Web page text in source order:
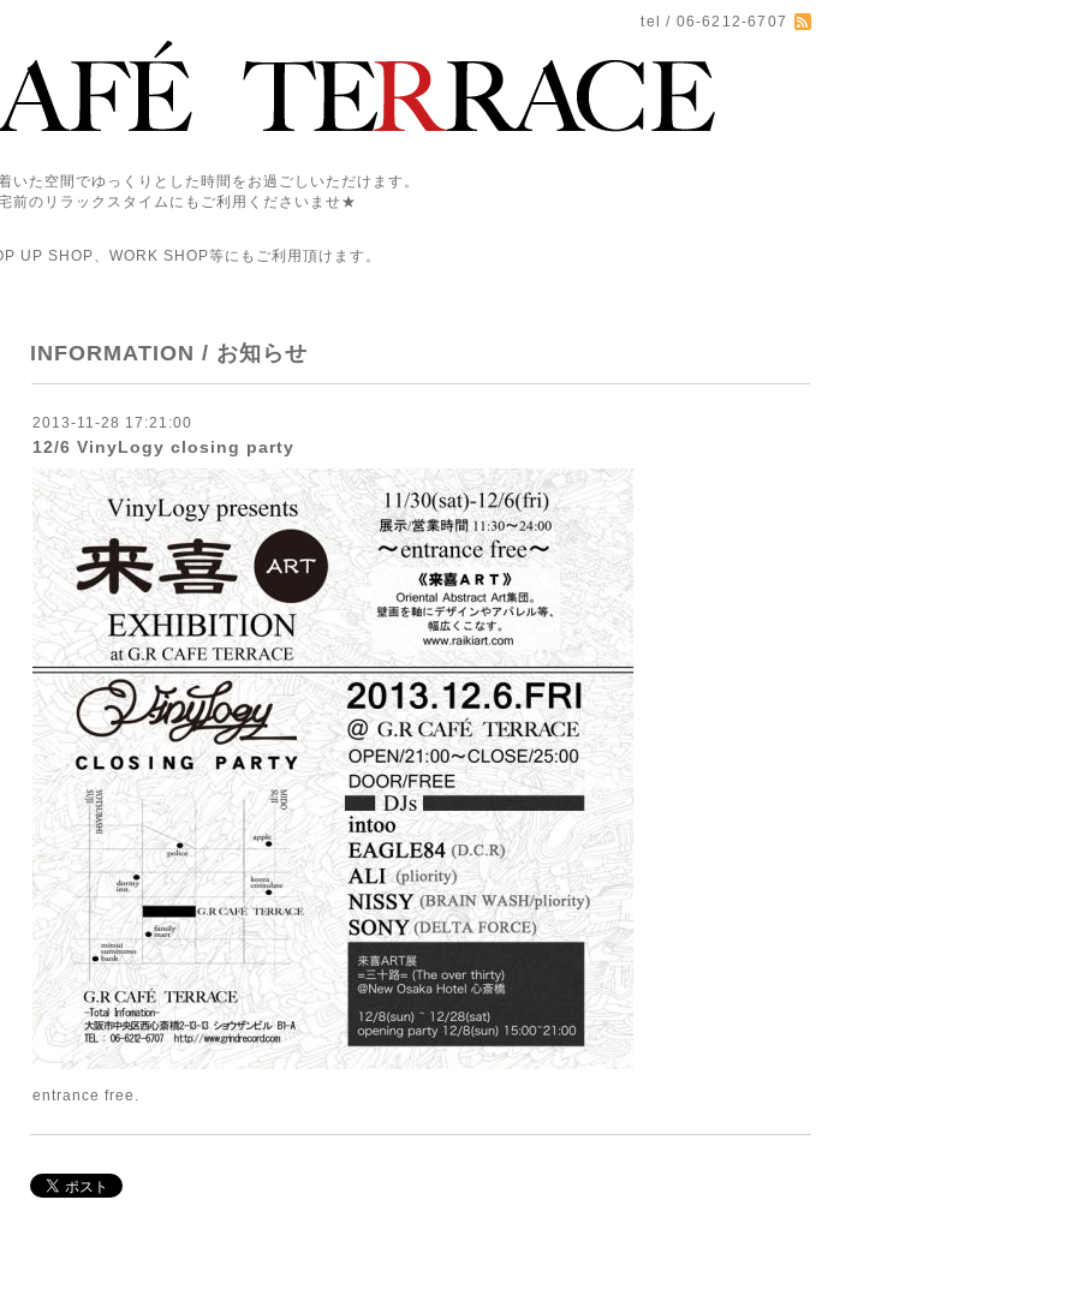
tel / 06-6212-6707
いた空間でゆっくりとした時間をお過ごしいただけます。
前のリラックスタイムにもご利用くださいませ★
UP SHOP、WORK SHOP等にもご利用頂けます。
INFORMATION / お知らせ
2013-11-28 17:21:00
12/6 VinyLogy closing party
entrance free.